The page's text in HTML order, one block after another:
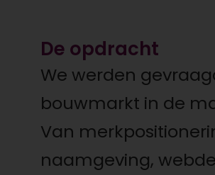
De opdracht
We werden
bouwmarkt in de
Van
naamgeving,